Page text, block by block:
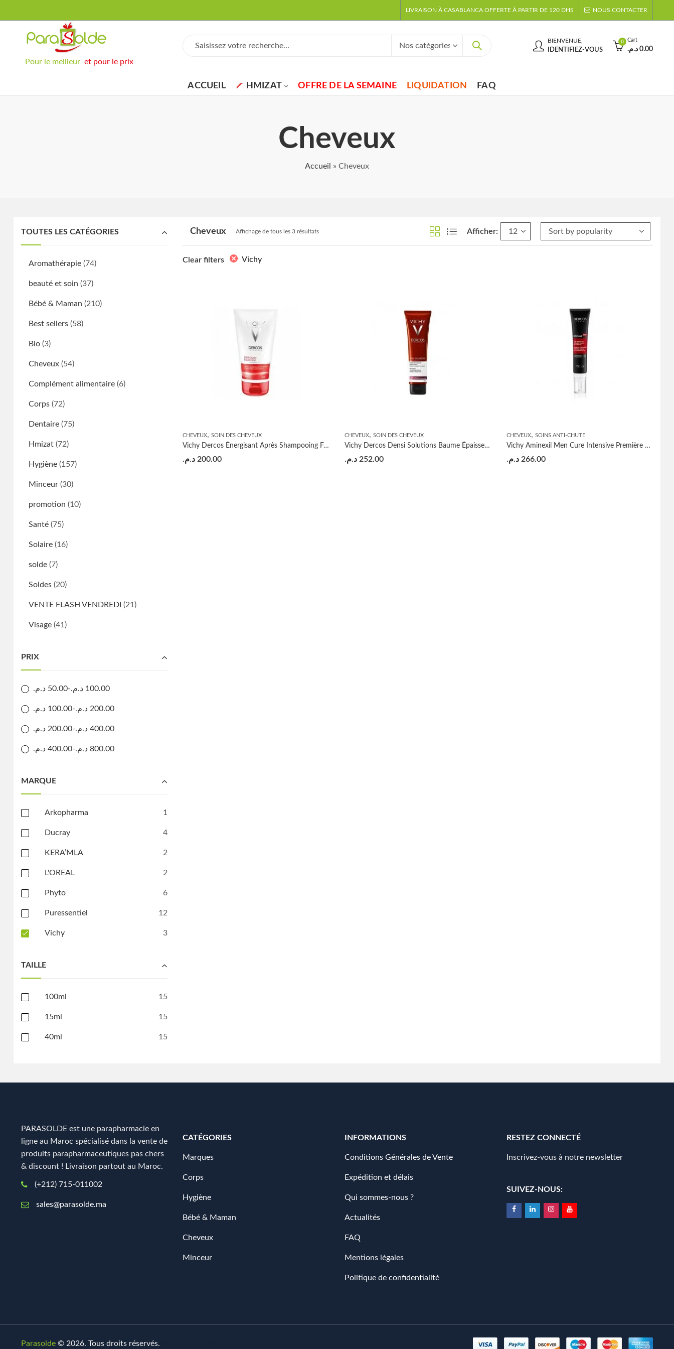
LIVRAISON À CASABLANCA OFFERTE À PARTIR DE 120 DHS NOUS CONTACTER
Pour le meilleur et pour le prix
BIENVENUE,
IDENTIFIEZ-VOUS
0 Cart
0.00 د.م.
ACCUEIL HMIZAT OFFRE DE LA SEMAINE LIQUIDATION FAQ
Cheveux
Accueil » Cheveux
Cheveux Affichage de tous les 3 résultats Afficher:
Clear filters Vichy
CHEVEUX,SOIN DES CHEVEUX
Vichy Dercos Énergisant Après Shampooing Fortifiant Complément Anti-Chute 150ml
200.00 د.م.
CHEVEUX, SOIN DES CHEVEUX
Vichy Dercos Densi Solutions Baume Épaisseur Régénérant 150ml
252.00 د.م.
CHEVEUX, SOINS ANTI-CHUTE
Vichy Aminexil Men Cure Intensive Première Chute de cheveux 36ml
266.00 د.م.
TOUTES LES CATÉGORIES
Aromathérapie (74)
beauté et soin (37)
Bébé & Maman (210)
Best sellers (58)
Bio (3)
Cheveux (54)
Complément alimentaire (6)
Corps (72)
Dentaire (75)
Hmizat (72)
Hygiène (157)
Minceur (30)
promotion (10)
Santé (75)
Solaire (16)
solde (7)
Soldes (20)
VENTE FLASH VENDREDI (21)
Visage (41)
PRIX
50.00 د.م. - 100.00 د.م.
100.00 د.م. - 200.00 د.م.
200.00 د.م. - 400.00 د.م.
400.00 د.م. - 800.00 د.م.
MARQUE
Arkopharma 1
Ducray 4
KERA’MLA 2
L'OREAL 2
Phyto 6
Puressentiel 12
Vichy 3
TAILLE
100ml 15
15ml 15
40ml 15
PARASOLDE est une parapharmacie en
ligne au Maroc spécialisé dans la vente de
produits parapharmaceutiques pas chers
& discount ! Livraison partout au Maroc.
(+212) 715-011002
sales@parasolde.ma
CATÉGORIES
Marques
Corps
Hygiène
Bébé & Maman
Cheveux
Minceur
INFORMATIONS
Conditions Générales de Vente
Expédition et délais
Qui sommes-nous ?
Actualités
FAQ
Mentions légales
Politique de confidentialité
RESTEZ CONNECTÉ
Inscrivez-vous à notre newsletter
SUIVEZ-NOUS:
Parasolde© 2026. Tous droits réservés.